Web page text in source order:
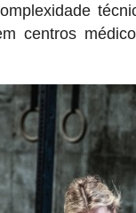
centros